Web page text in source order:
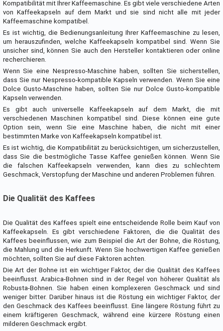
Kompatibilität mit Ihrer Kaffeemaschine. Es gibt viele verschiedene Arten
von Kaffeekapseln auf dem Markt und sie sind nicht alle mit jeder
Kaffeemaschine kompatibel.
Es ist wichtig, die Bedienungsanleitung Ihrer Kaffeemaschine zu lesen,
um herauszufinden, welche Kaffeekapseln kompatibel sind. Wenn Sie
unsicher sind, können Sie auch den Hersteller kontaktieren oder online
recherchieren.
Wenn Sie eine Nespresso-Maschine haben, sollten Sie sicherstellen,
dass Sie nur Nespresso-kompatible Kapseln verwenden. Wenn Sie eine
Dolce Gusto-Maschine haben, sollten Sie nur Dolce Gusto-kompatible
Kapseln verwenden.
Es gibt auch universelle Kaffeekapseln auf dem Markt, die mit
verschiedenen Maschinen kompatibel sind. Diese können eine gute
Option sein, wenn Sie eine Maschine haben, die nicht mit einer
bestimmten Marke von Kaffeekapseln kompatibel ist.
Es ist wichtig, die Kompatibilität zu berücksichtigen, um sicherzustellen,
dass Sie die bestmögliche Tasse Kaffee genießen können. Wenn Sie
die falschen Kaffeekapseln verwenden, kann dies zu schlechtem
Geschmack, Verstopfung der Maschine und anderen Problemen führen.
Die Qualität des Kaffees
Die Qualität des Kaffees spielt eine entscheidende Rolle beim Kauf von
Kaffeekapseln. Es gibt verschiedene Faktoren, die die Qualität des
Kaffees beeinflussen, wie zum Beispiel die Art der Bohne, die Röstung,
die Mahlung und die Herkunft. Wenn Sie hochwertigen Kaffee genießen
möchten, sollten Sie auf diese Faktoren achten.
Die Art der Bohne ist ein wichtiger Faktor, der die Qualität des Kaffees
beeinflusst. Arabica-Bohnen sind in der Regel von höherer Qualität als
Robusta-Bohnen. Sie haben einen komplexeren Geschmack und sind
weniger bitter. Darüber hinaus ist die Röstung ein wichtiger Faktor, der
den Geschmack des Kaffees beeinflusst. Eine längere Röstung führt zu
einem kräftigeren Geschmack, während eine kürzere Röstung einen
milderen Geschmack ergibt.